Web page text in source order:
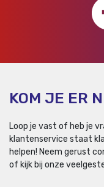
KOM JE ER
Loop je vast of heb je
klantenservice staat
helpen! Neem gerust
of kijk bij onze